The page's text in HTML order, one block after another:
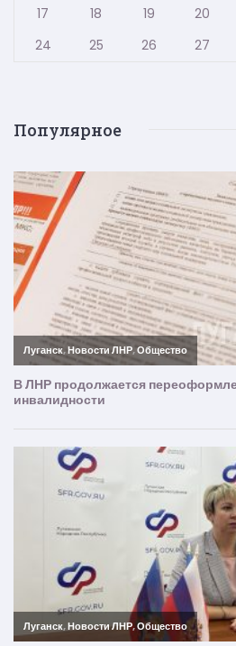
17
18 19 20
24
25 26 27
Популярное